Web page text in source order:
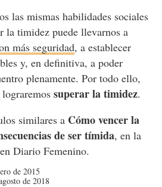
las mismas habilidades sociales
la timidez puede llevarnos a
más seguridad, a establecer
y, en definitiva, a poder
plenamente. Por todo ello,
superar la timidez.
similares a Cómo vencer la
de ser tímida, en la
Diario Femenino.
de 2015
de 2018